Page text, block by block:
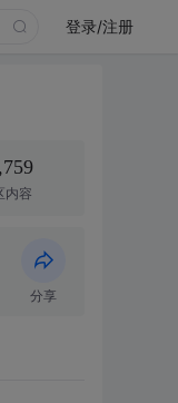
登录/注册
内容
分享